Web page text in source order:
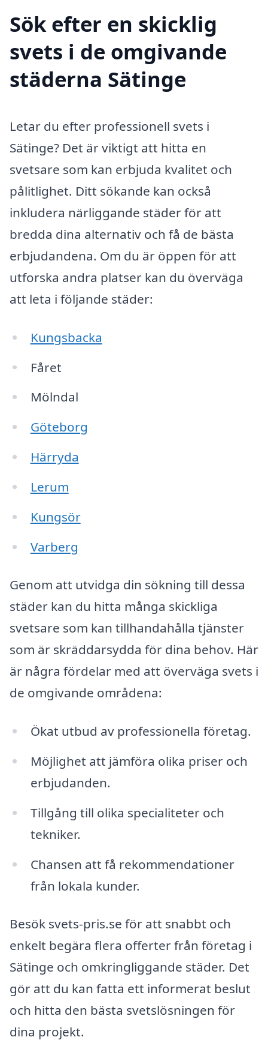
Sök efter en skicklig
svets i de omgivande
städerna Sätinge
Letar du efter professionell svets i
Sätinge? Det är viktigt att hitta en
svetsare som kan erbjuda kvalitet och
pålitlighet. Ditt sökande kan också
inkludera närliggande städer för att
bredda dina alternativ och få de bästa
erbjudandena. Om du är öppen för att
utforska andra platser kan du överväga
att leta i följande städer:
Kungsbacka
Fåret
Mölndal
Göteborg
Härryda
Lerum
Kungsör
Varberg
Genom att utvidga din sökning till dessa
städer kan du hitta många skickliga
svetsare som kan tillhandahålla tjänster
som är skräddarsydda för dina behov. Här
är några fördelar med att överväga svets i
de omgivande områdena:
Ökat utbud av professionella företag.
Möjlighet att jämföra olika priser och
erbjudanden.
Tillgång till olika specialiteter och
tekniker.
Chansen att få rekommendationer
från lokala kunder.
Besök svets-pris.se för att snabbt och
enkelt begära flera offerter från företag i
Sätinge och omkringliggande städer. Det
gör att du kan fatta ett informerat beslut
och hitta den bästa svetslösningen för
dina projekt.